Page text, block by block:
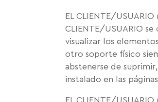
EL CLIENTE/
CLIENTE/USUARIO
visualizar los
otro soporte físico
abstenerse de
instalado en las